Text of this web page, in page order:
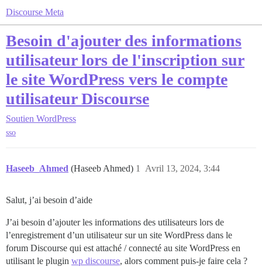
Discourse Meta
Besoin d'ajouter des informations
utilisateur lors de l'inscription sur
le site WordPress vers le compte
utilisateur Discourse
Soutien WordPress
sso
Haseeb_Ahmed (Haseeb Ahmed) Avril 13, 2024, 3:44
1
Salut, j’ai besoin d’aide
J’ai besoin d’ajouter les informations des utilisateurs lors de
l’enregistrement d’un utilisateur sur un site WordPress dans le
forum Discourse qui est attaché / connecté au site WordPress en
utilisant le plugin wp discourse, alors comment puis-je faire cela ?